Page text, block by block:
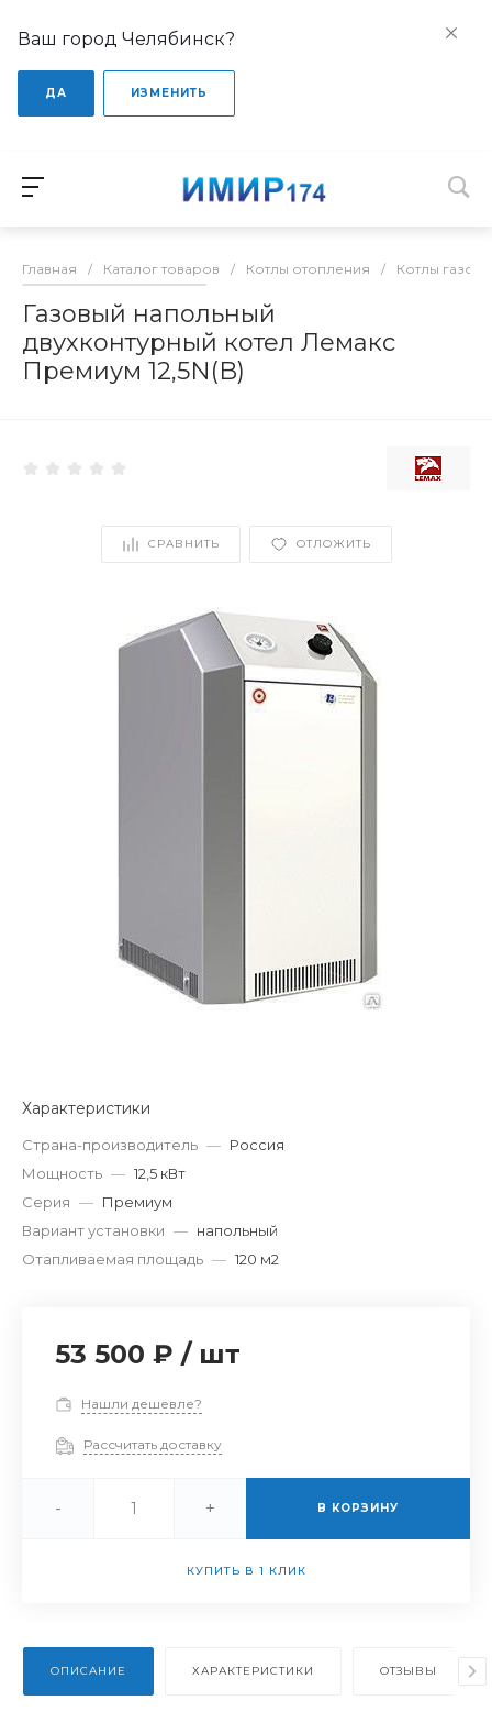
Ваш город Челябинск?
ДА ИЗМЕНИТЬ
Главная / Каталог товаров / Котлы отопления / Котлы
Газовый напольный
двухконтурный котел Лемакс
Премиум 12,5N(B)
СРАВНИТЬ ОТЛОЖИТЬ
Характеристики
Страна-производитель — Россия
Мощность — 12,5 кВт
Серия — Премиум
Вариант установки — напольный
Отапливаемая площадь — 120 м2
53 500 ₽ / шт
Нашли дешевле?
Рассчитать доставку
- + В КОРЗИНУ
КУПИТЬ В 1 КЛИК
ОПИСАНИЕ ХАРАКТЕРИСТИКИ ОТЗЫВЫ